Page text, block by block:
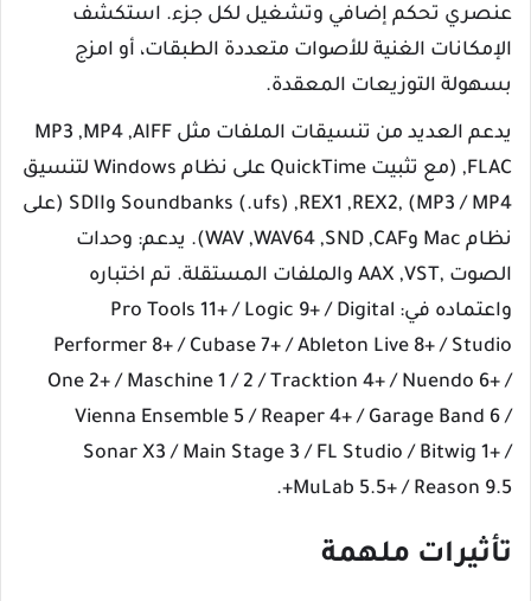
عنصري تحكم إضافي وتشغيل لكل جزء. استكشف
الإمكانات الغنية للأصوات متعددة الطبقات، أو امزج
بسهولة التوزيعات المعقدة.
يدعم العديد من تنسيقات الملفات مثل MP3 ,MP4 ,AIFF
,FLAC (مع تثبيت QuickTime على نظام Windows لتنسيق
MP3 / MP4) ,Soundbanks (.ufs) ,REX1 ,REX2 وSDII (على
نظام Mac وWAV ,WAV64 ,SND ,CAF). يدعم: وحدات
الصوت ,AAX ,VST والملفات المستقلة. تم اختباره
واعتماده في: Pro Tools 11+ / Logic 9+ / Digital
Performer 8+ / Cubase 7+ / Ableton Live 8+ / Studio
One 2+ / Maschine 1 / 2 / Tracktion 4+ / Nuendo 6+ /
Vienna Ensemble 5 / Reaper 4+ / Garage Band 6 /
Sonar X3 / Main Stage 3 / FL Studio / Bitwig 1+ /
MuLab 5.5+ / Reason 9.5+.
تأثيرات ملهمة